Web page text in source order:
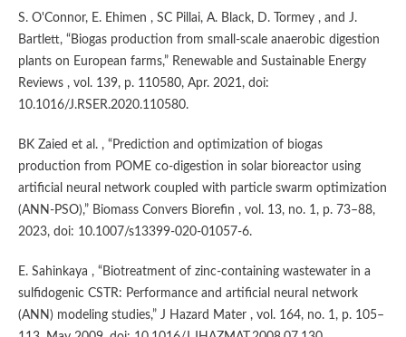
S. O'Connor, E. Ehimen , SC Pillai, A. Black, D. Tormey , and J.
Bartlett, “Biogas production from small-scale anaerobic digestion
plants on European farms,” Renewable and Sustainable Energy
Reviews , vol. 139, p. 110580, Apr. 2021, doi:
10.1016/J.RSER.2020.110580.
BK Zaied et al. , “Prediction and optimization of biogas
production from POME co-digestion in solar bioreactor using
artificial neural network coupled with particle swarm optimization
(ANN-PSO),” Biomass Convers Biorefin , vol. 13, no. 1, p. 73–88,
2023, doi: 10.1007/s13399-020-01057-6.
E. Sahinkaya , “Biotreatment of zinc-containing wastewater in a
sulfidogenic CSTR: Performance and artificial neural network
(ANN) modeling studies,” J Hazard Mater , vol. 164, no. 1, p. 105–